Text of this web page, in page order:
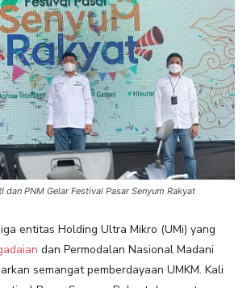
dan PNM Gelar Festival Pasar Senyum Rakyat
entitas Holding Ultra Mikro (UMi) yang
dan Permodalan Nasional Madani
semangat pemberdayaan UMKM. Kali